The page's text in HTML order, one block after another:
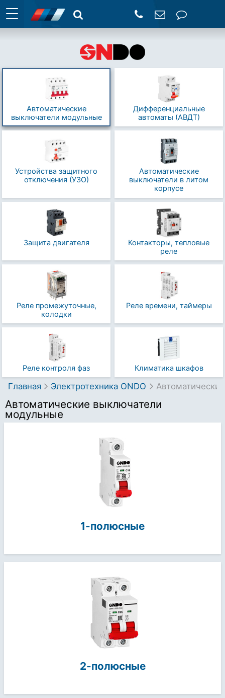
Автоматические
выключатели модульные
Дифференциаль­ные
автоматы (АВДТ)
Устройства защитного
отключения (УЗО)
Автоматические
выключатели в литом
корпусе
Защита двигателя
Контакторы, тепловые
реле
Реле про­ме­жу­точ­ные,
колодки
Реле времени, таймеры
Реле контроля фаз Климатика шкафов
Главная Электротехника ONDO
Автоматические выключатели
модульные
1-полюсные
2-полюсные